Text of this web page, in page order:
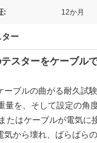
: 12か月
ター
スターをケーブル
ーブルの曲がる耐久試
を、そして設定の角
はケーブルが電気に
から壊れ、ばらばら